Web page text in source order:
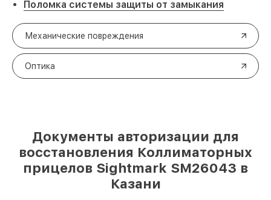
Поломка системы защиты от замыкания
Механические повреждения
Оптика
Документы авторизации для
восстановления Коллиматорных
прицелов Sightmark SM26043 в
Казани